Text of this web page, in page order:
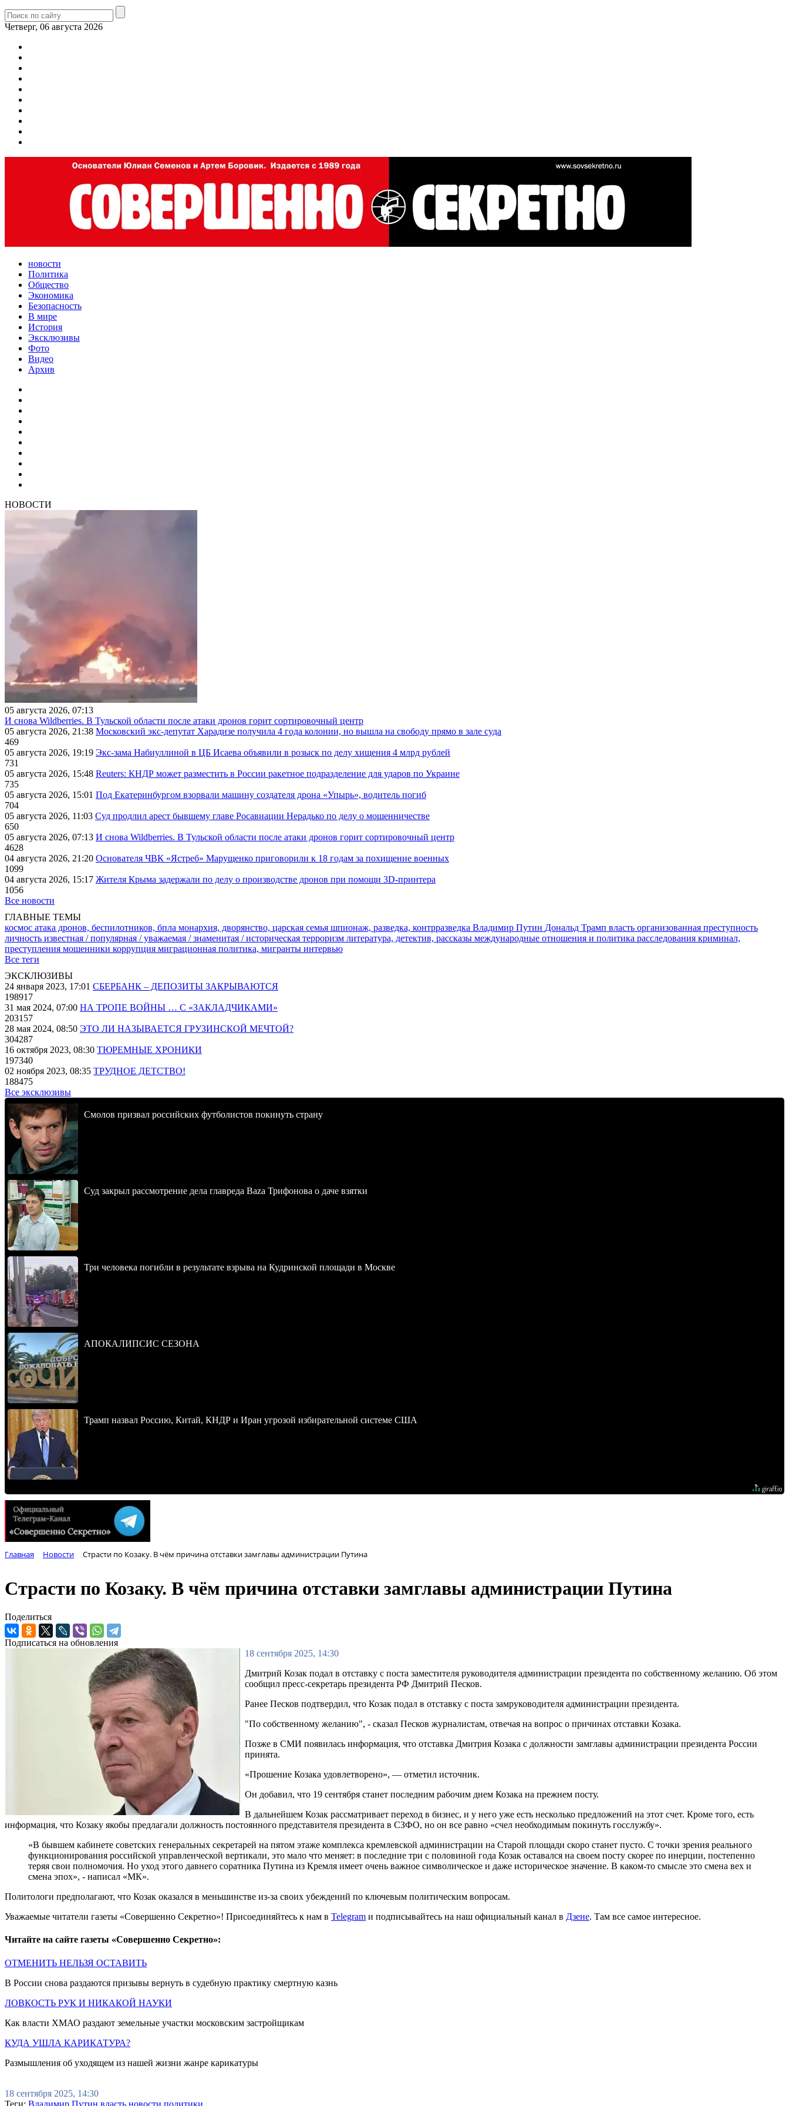
Четверг, 06 августа 2026
новости
Политика
Общество
Экономика
Безопасность
В мире
История
Эксклюзивы
Фото
Видео
Архив
НОВОСТИ
05 августа 2026, 07:13
И снова Wildberries. В Тульской области после атаки дронов горит сортировочный центр
05 августа 2026, 21:38 Московский экс-депутат Харадизе получила 4 года колонии, но вышла на свободу прямо в зале суда
469
05 августа 2026, 19:19 Экс-зама Набиуллиной в ЦБ Исаева объявили в розыск по делу хищения 4 млрд рублей
731
05 августа 2026, 15:48 Reuters: КНДР может разместить в России ракетное подразделение для ударов по Украине
735
05 августа 2026, 15:01 Под Екатеринбургом взорвали машину создателя дрона «Упырь», водитель погиб
704
05 августа 2026, 11:03 Суд продлил арест бывшему главе Росавиации Нерадько по делу о мошенничестве
650
05 августа 2026, 07:13 И снова Wildberries. В Тульской области после атаки дронов горит сортировочный центр
4628
04 августа 2026, 21:20 Основателя ЧВК «Ястреб» Марущенко приговорили к 18 годам за похищение военных
1099
04 августа 2026, 15:17 Жителя Крыма задержали по делу о производстве дронов при помощи 3D‑принтера
1056
Все новости
ГЛАВНЫЕ ТЕМЫ
космос атака дронов, беспилотников, бпла монархия, дворянство, царская семья шпионаж, разведка, контрразведка Владимир Путин Дональд Трамп власть организованная преступность
личность известная / популярная / уважаемая / знаменитая / историческая терроризм литература, детектив, рассказы международные отношения и политика расследования криминал,
преступления мошенники коррупция миграционная политика, мигранты интервью
Все теги
ЭКСКЛЮЗИВЫ
24 января 2023, 17:01 СБЕРБАНК – ДЕПОЗИТЫ ЗАКРЫВАЮТСЯ
198917
31 мая 2024, 07:00 НА ТРОПЕ ВОЙНЫ … С «ЗАКЛАДЧИКАМИ»
203157
28 мая 2024, 08:50 ЭТО ЛИ НАЗЫВАЕТСЯ ГРУЗИНСКОЙ МЕЧТОЙ?
304287
16 октября 2023, 08:30 ТЮРЕМНЫЕ ХРОНИКИ
197340
02 ноября 2023, 08:35 ТРУДНОЕ ДЕТСТВО!
188475
Все эксклюзивы
Смолов призвал российских футболистов покинуть страну
Суд закрыл рассмотрение дела главреда Baza Трифонова о даче взятки
Три человека погибли в результате взрыва на Кудринской площади в Москве
АПОКАЛИПСИС СЕЗОНА
Трамп назвал Россию, Китай, КНДР и Иран угрозой избирательной системе США
Главная Новости Страсти по Козаку. В чём причина отставки замглавы администрации Путина
Страсти по Козаку. В чём причина отставки замглавы администрации Путина
Поделиться
Подписаться на обновления
18 сентября 2025, 14:30
Дмитрий Козак подал в отставку с поста заместителя руководителя администрации президента по собственному желанию. Об этом
сообщил пресс-секретарь президента РФ Дмитрий Песков.
Ранее Песков подтвердил, что Козак подал в отставку с поста замруководителя администрации президента.
"По собственному желанию", - сказал Песков журналистам, отвечая на вопрос о причинах отставки Козака.
Позже в СМИ появилась информация, что отставка Дмитрия Козака с должности замглавы администрации президента России
принята.
«Прошение Козака удовлетворено», — отметил источник.
Он добавил, что 19 сентября станет последним рабочим днем Козака на прежнем посту.
В дальнейшем Козак рассматривает переход в бизнес, и у него уже есть несколько предложений на этот счет. Кроме того, есть
информация, что Козаку якобы предлагали должность постоянного представителя президента в СЗФО, но он все равно «счел необходимым покинуть госслужбу».
«В бывшем кабинете советских генеральных секретарей на пятом этаже комплекса кремлевской администрации на Старой площади скоро станет пусто. С точки зрения реального
функционирования российской управленческой вертикали, это мало что меняет: в последние три с половиной года Козак оставался на своем посту скорее по инерции, постепенно
теряя свои полномочия. Но уход этого давнего соратника Путина из Кремля имеет очень важное символическое и даже историческое значение. В каком-то смысле это смена вех и
смена эпох», - написал «МК».
Политологи предполагают, что Козак оказался в меньшинстве из-за своих убеждений по ключевым политическим вопросам.
Уважаемые читатели газеты «Совершенно Секретно»! Присоединяйтесь к нам в Telegram и подписывайтесь на наш официальный канал в Дзене. Там все самое интересное.
Читайте на сайте газеты «Совершенно Секретно»:
ОТМЕНИТЬ НЕЛЬЗЯ ОСТАВИТЬ
В России снова раздаются призывы вернуть в судебную практику смертную казнь
ЛОВКОСТЬ РУК И НИКАКОЙ НАУКИ
Как власти ХМАО раздают земельные участки московским застройщикам
КУДА УШЛА КАРИКАТУРА?
Размышления об уходящем из нашей жизни жанре карикатуры
18 сентября 2025, 14:30
Теги: Владимир Путин власть новости политики